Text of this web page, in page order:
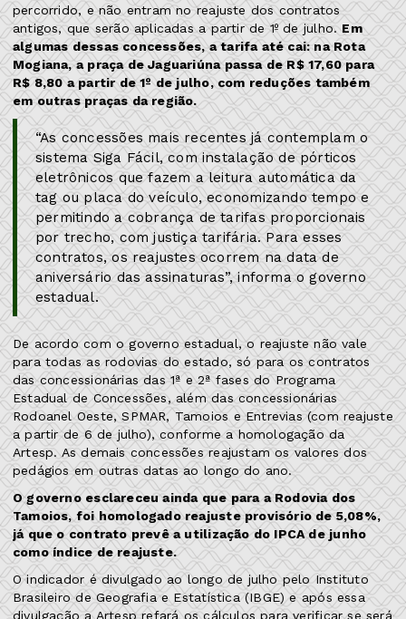
percorrido, e não entram no reajuste dos contratos
antigos, que serão aplicadas a partir de 1º de julho.Em
algumas dessas concessões, a tarifa até cai: na Rota
Mogiana, a praça de Jaguariúna passa de R$ 17,60 para
R$ 8,80 a partir de 1º de julho, com reduções também
em outras praças da região.
“As concessões mais recentes já contemplam o
sistema Siga Fácil, com instalação de pórticos
eletrônicos que fazem a leitura automática da
tag ou placa do veículo, economizando tempo e
permitindo a cobrança de tarifas proporcionais
por trecho, com justiça tarifária. Para esses
contratos, os reajustes ocorrem na data de
aniversário das assinaturas”, informa o governo
estadual.
De acordo com o governo estadual, o reajuste não vale
para todas as rodovias do estado, só para os contratos
das concessionárias das 1ª e 2ª fases do Programa
Estadual de Concessões, além das concessionárias
Rodoanel Oeste, SPMAR, Tamoios e Entrevias (com reajuste
a partir de 6 de julho), conforme a homologação da
Artesp. As demais concessões reajustam os valores dos
pedágios em outras datas ao longo do ano.
O governo esclareceu ainda que para a Rodovia dos
Tamoios, foi homologado reajuste provisório de 5,08%,
já que o contrato prevê a utilização do IPCA de junho
como índice de reajuste.
O indicador é divulgado ao longo de julho pelo Instituto
Brasileiro de Geografia e Estatística (IBGE) e após essa
divulgação a Artesp refará os cálculos para verificar se será